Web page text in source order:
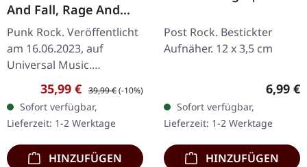
And Fall, Rage And
Grace | BLACK LP + 7"
SET
Punk Rock. Veröffentlicht
am 16.06.2023, auf
Universal Music.
Schwarzes Vinyl LP mit
Bonus schwarzer 7" Vinyl
im Vinyl-Set. Enthält 3 LP-
Inserts, die…
Verkaufspreis:
35,99 € Regulärer Preis:
39,99 €(-10%)
Sofort verfügbar,
Lieferzeit: 1-2 Werktage
HINZUFÜGEN
Post Rock. Bestickter
Aufnäher. 12 x 3,5 cm
6,99 €
Sofort verfügbar,
Lieferzeit: 1-2 Werktage
HINZUFÜGEN